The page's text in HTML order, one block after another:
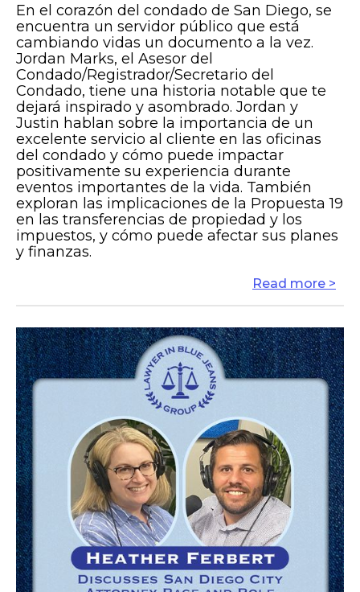
En el corazón del condado de San Diego, se
encuentra un servidor público que está
cambiando vidas un documento a la vez.
Jordan Marks, el Asesor del
Condado/Registrador/Secretario del
Condado, tiene una historia notable que te
dejará inspirado y asombrado. Jordan y
Justin hablan sobre la importancia de un
excelente servicio al cliente en las oficinas
del condado y cómo puede impactar
positivamente su experiencia durante
eventos importantes de la vida. También
exploran las implicaciones de la Propuesta 19
en las transferencias de propiedad y los
impuestos, y cómo puede afectar sus planes
y finanzas.
Read more >